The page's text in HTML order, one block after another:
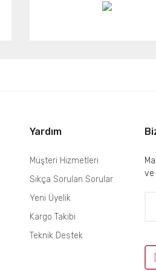
Yardım
Müşteri Hizmetleri
Sıkça Sorulan Sorular
Yeni Üyelik
Kargo Takibi
Teknik Destek
ve